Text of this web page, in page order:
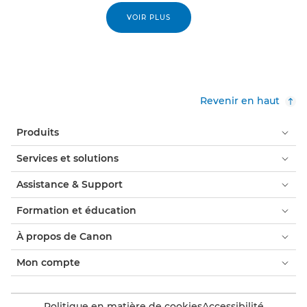
VOIR PLUS
Revenir en haut
Produits
Services et solutions
Assistance & Support
Formation et éducation
À propos de Canon
Mon compte